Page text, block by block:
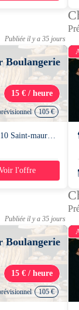
Publiée il y a 35 jours
Boulangerie
15 € / heure
105 €
l'offre
Publiée il y a 35 jours
Boulangerie
15 € / heure
105 €